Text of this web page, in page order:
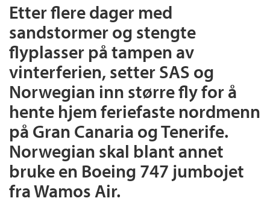
Etter flere dager med
sandstormer og stengte
flyplasser på tampen av
vinterferien, setter SAS og
Norwegian inn større fly for å
hente hjem feriefaste nordmenn
på Gran Canaria og Tenerife.
Norwegian skal blant annet
bruke en Boeing 747 jumbojet
fra Wamos Air.